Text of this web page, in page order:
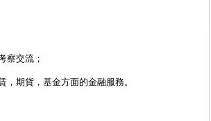
察交流；
期貨，基金方面的金融服務。